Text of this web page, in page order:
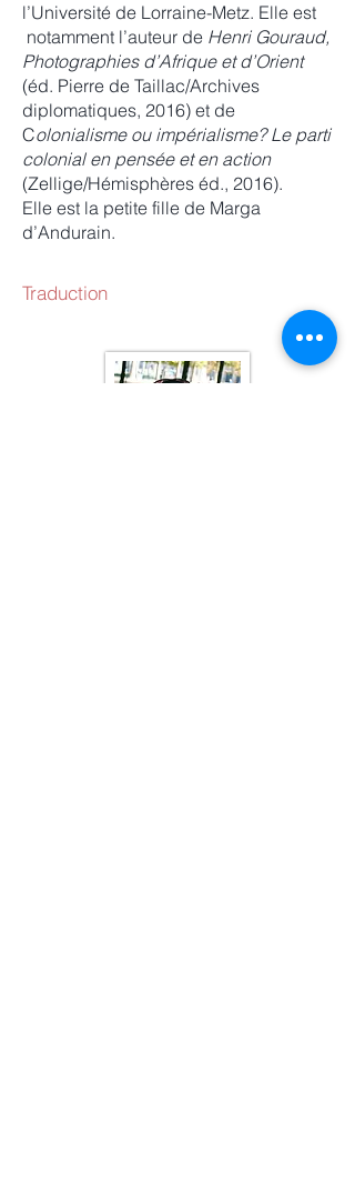
l’Université de Lorraine-Metz. Elle est
notamment l’auteur de Henri Gouraud,
Photographies d’Afrique et d’Orient
(éd. Pierre de Taillac/Archives
diplomatiques, 2016) et de
Colonialisme ou impérialisme? Le parti
colonial en pensée et en action
(Zellige/Hémisphères éd., 2016).
Elle est la petite fille de Marga
d’Andurain.
Traduction